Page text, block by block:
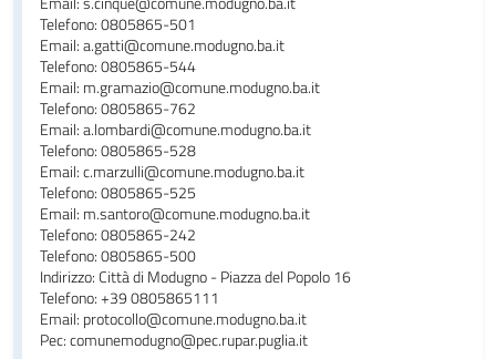
Telefono: 0805865-501
Email: a.gatti@comune.modugno.ba.it
Telefono: 0805865-544
Email: m.gramazio@comune.modugno.ba.it
Telefono: 0805865-762
Email: a.lombardi@comune.modugno.ba.it
Telefono: 0805865-528
Email: c.marzulli@comune.modugno.ba.it
Telefono: 0805865-525
Email: m.santoro@comune.modugno.ba.it
Telefono: 0805865-242
Telefono: 0805865-500
Indirizzo: Città di Modugno - Piazza del Popolo 16
Telefono: +39 0805865111
Email: protocollo@comune.modugno.ba.it
Pec: comunemodugno@pec.rupar.puglia.it